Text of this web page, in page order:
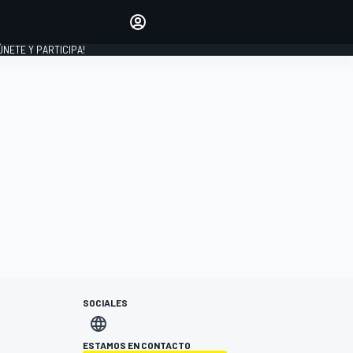
Y PARTICIPA!
SOCIALES
ESTAMOS EN CONTACTO